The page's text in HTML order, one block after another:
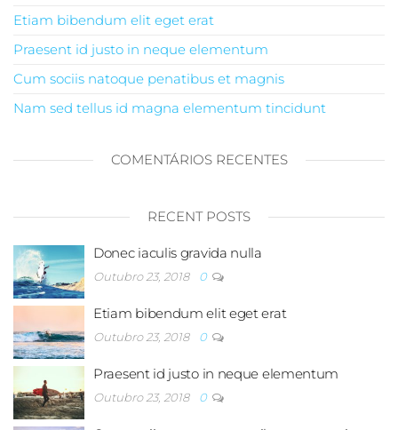
Etiam bibendum elit eget erat
Praesent id justo in neque elementum
Cum sociis natoque penatibus et magnis
Nam sed tellus id magna elementum tincidunt
COMENTÁRIOS RECENTES
RECENT POSTS
Donec iaculis gravida nulla
Outubro 23, 2018 0
Etiam bibendum elit eget erat
Outubro 23, 2018 0
Praesent id justo in neque elementum
Outubro 23, 2018 0